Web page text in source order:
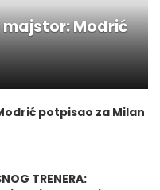
majstor: Modrić
potpisao za Milan
TRENERA: